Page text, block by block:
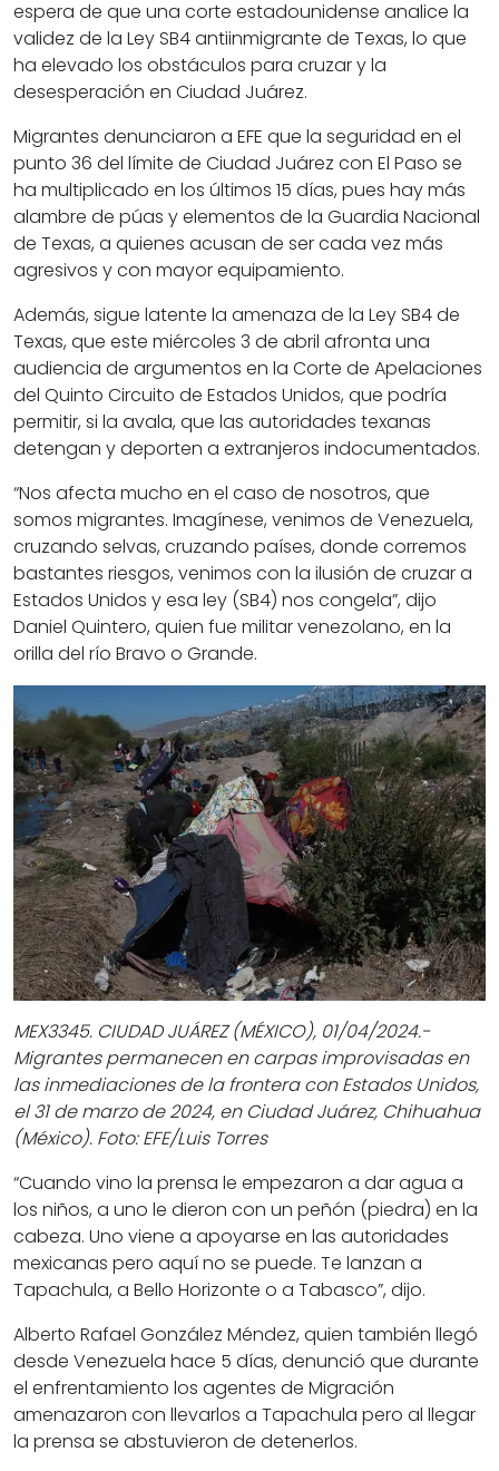
espera de que una corte estadounidense analice la
validez de la Ley SB4 antiinmigrante de Texas, lo que
ha elevado los obstáculos para cruzar y la
desesperación en Ciudad Juárez.
Migrantes denunciaron a EFE que la seguridad en el
punto 36 del límite de Ciudad Juárez con El Paso se
ha multiplicado en los últimos 15 días, pues hay más
alambre de púas y elementos de la Guardia Nacional
de Texas, a quienes acusan de ser cada vez más
agresivos y con mayor equipamiento.
Además, sigue latente la amenaza de la Ley SB4 de
Texas, que este miércoles 3 de abril afronta una
audiencia de argumentos en la Corte de Apelaciones
del Quinto Circuito de Estados Unidos, que podría
permitir, si la avala, que las autoridades texanas
detengan y deporten a extranjeros indocumentados.
“Nos afecta mucho en el caso de nosotros, que
somos migrantes. Imagínese, venimos de Venezuela,
cruzando selvas, cruzando países, donde corremos
bastantes riesgos, venimos con la ilusión de cruzar a
Estados Unidos y esa ley (SB4) nos congela”, dijo
Daniel Quintero, quien fue militar venezolano, en la
orilla del río Bravo o Grande.
MEX3345. CIUDAD JUÁREZ (MÉXICO), 01/04/2024.-
Migrantes permanecen en carpas improvisadas en
las inmediaciones de la frontera con Estados Unidos,
el 31 de marzo de 2024, en Ciudad Juárez, Chihuahua
(México). Foto: EFE/Luis Torres
“Cuando vino la prensa le empezaron a dar agua a
los niños, a uno le dieron con un peñón (piedra) en la
cabeza. Uno viene a apoyarse en las autoridades
mexicanas pero aquí no se puede. Te lanzan a
Tapachula, a Bello Horizonte o a Tabasco”, dijo.
Alberto Rafael González Méndez, quien también llegó
desde Venezuela hace 5 días, denunció que durante
el enfrentamiento los agentes de Migración
amenazaron con llevarlos a Tapachula pero al llegar
la prensa se abstuvieron de detenerlos.